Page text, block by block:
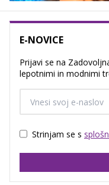
E-NOVICE
Prijavi se na
lepotnimi in modnimi
Strinjam se s